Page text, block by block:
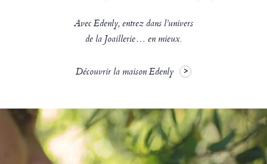
Avec Edenly, entrez dans l’univers
de la Joaillerie… en mieux.
Découvrir la maison Edenly